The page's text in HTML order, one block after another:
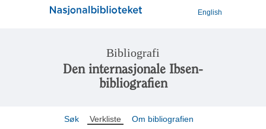
English
Bibliografi
Den internasjonale Ibsen-
bibliografien
Søk Verkliste Om bibliografien